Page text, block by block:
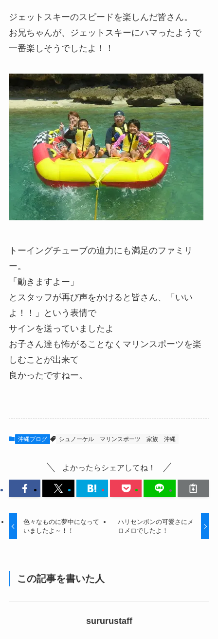
ジェットスキーのスピードを楽しんだ皆さん。
お兄ちゃんが、ジェットスキーにハマったようで
一番楽しそうでしたよ！！
トーイングチューブの迫力にも満足のファミリ
ー。
「動きますよー」
とスタッフが再び声をかけると皆さん、「いい
よ！！」という表情で
サインを送っていましたよ
お子さん達も怖がることなくマリンスポーツを楽
しむことが出来て
良かったですねー。
沖縄ブログ シュノーケル マリンスポーツ 家族 沖縄
よかったらシェアしてね！
色々なものに夢中になって
いましたよ～！！
ハリセンボンの可愛さにメ
ロメロでしたよ！
この記事を書いた人
sururustaff